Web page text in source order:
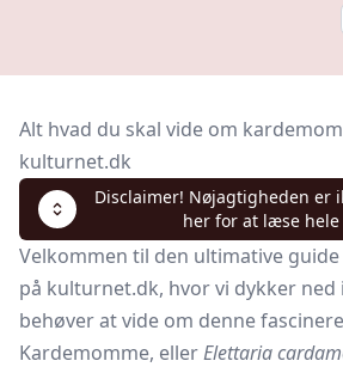
Alt hvad du skal vide om
kulturnet.dk
Disclaimer! Nøjagtigheden er
her for at læse
Velkommen til den ultimative
på kulturnet.dk, hvor vi dykker ned
behøver at vide om denne
Kardemomme, ellerElettaria